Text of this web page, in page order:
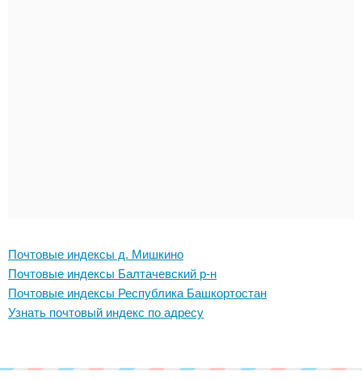
Почтовые индексы д. Мишкино
Почтовые индексы Балтачевский р-н
Почтовые индексы Республика Башкортостан
Узнать почтовый индекс по адресу